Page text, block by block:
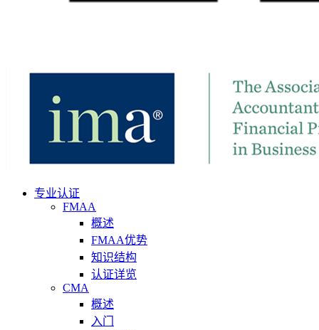
专业认证
FMAA
概述
FMAA优势
知识结构
认证详览
CMA
概述
入门